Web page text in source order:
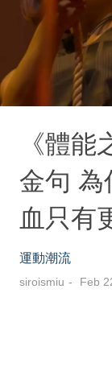
《體
金句 為
血只有
運動潮流
siroismiu Feb